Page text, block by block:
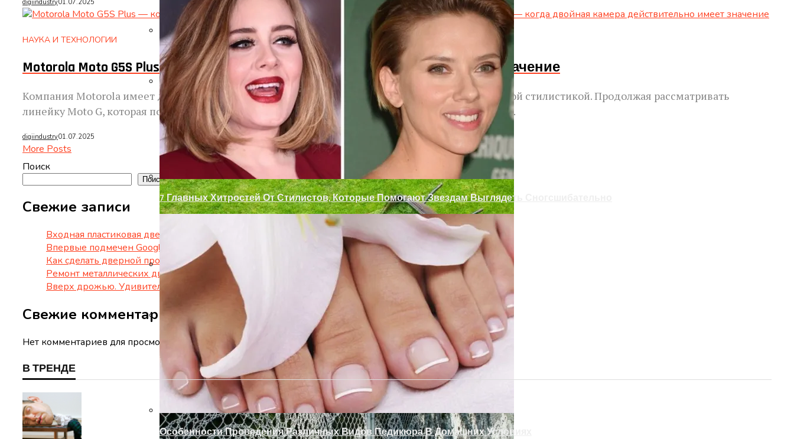
Как Сделать Дверной Проем Аркой
Ремонт Металлических Дверей Своими Руками
Декор Для Участка Из Цветочных Горшков
Готовим Газон К Холодам Или Как Сохранить Газон Зимой
7 Главных Хитростей От Стилистов, Которые Помогают Звездам Выглядеть Сногсшибательно
Особенности Проведения Различных Видов Педикюра В Домашних Условиях
digiindustry01.07.2025
НАУКА И ТЕХНОЛОГИИ
Motorola Moto G5S Plus — Когда Двойная Камера Действительно Имеет Значение
Компания Motorola имеет довольно интересные линейки смартфонов, изготовленных по сходной стилистикой. Продолжая рассматривать
линейку Moto G, которая получила статус средне-бюджетного ценового сегмента, мы получили...
digiindustry01.07.2025
More Posts
Поиск
Поиск
Свежие записи
Входная пластиковая дверь для частного дома
Впервые подмечен Google Pixel 9 Pro Fold в реальных условиях
Как сделать дверной проем аркой
Ремонт металлических дверей своими руками
Вверх дрожью. Удивительная и агрессивная сексуальная жизнь редких лягушек Дарвина
Свежие комментарии
Нет комментариев для просмотра.
В ТРЕНДЕ